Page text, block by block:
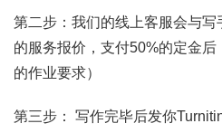
第二步：我们的线上客服会与
的服务报价，支付50%的定金
的作业要求）
第三步： 写作完毕后发你